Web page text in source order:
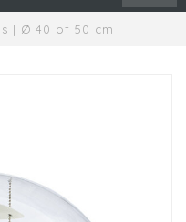
| Ø 40 of 50 cm